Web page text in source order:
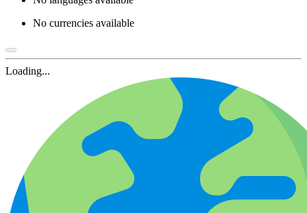
No currencies available
Loading...